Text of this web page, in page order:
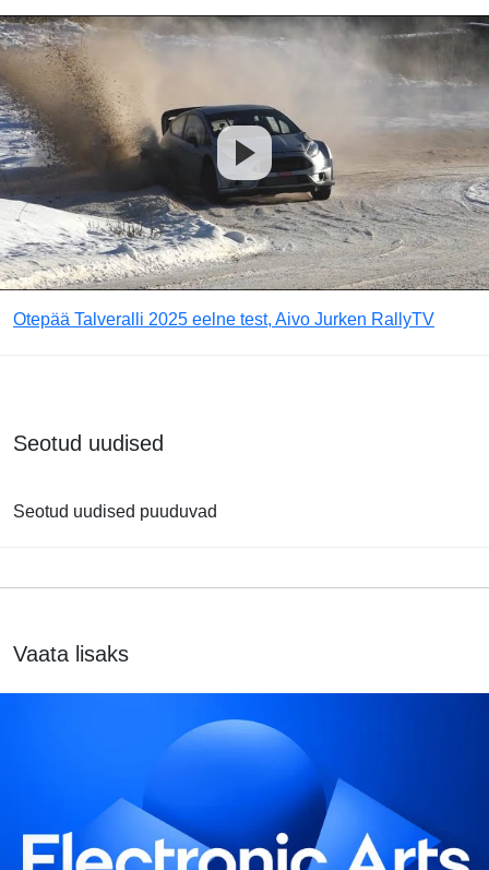
Otepää Talveralli 2025 eelne test, Aivo Jurken RallyTV
Seotud uudised
Seotud uudised puuduvad
Vaata lisaks